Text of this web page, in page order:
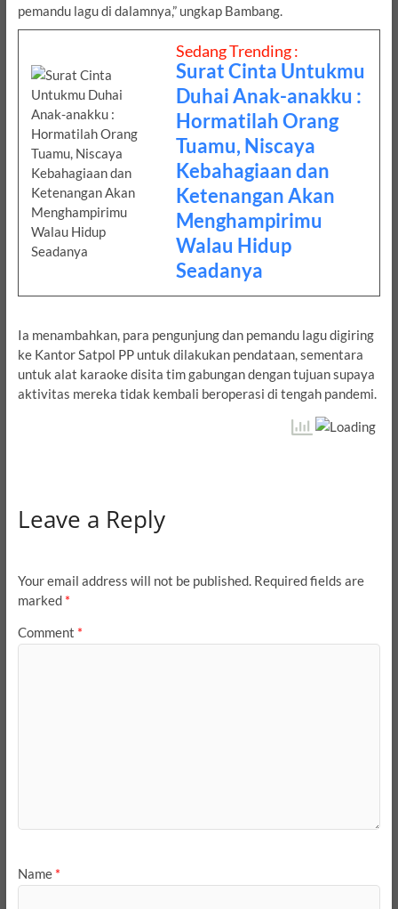
pemandu lagu di dalamnya,” ungkap Bambang.
Sedang Trending :
Surat Cinta Untukmu
Duhai Anak-anakku :
Hormatilah Orang
Tuamu, Niscaya
Kebahagiaan dan
Ketenangan Akan
Menghampirimu
Walau Hidup
Seadanya
Ia menambahkan, para pengunjung dan pemandu lagu digiring
ke Kantor Satpol PP untuk dilakukan pendataan, sementara
untuk alat karaoke disita tim gabungan dengan tujuan supaya
aktivitas mereka tidak kembali beroperasi di tengah pandemi.
Leave a Reply
Your email address will not be published. Required fields are
marked *
Comment *
Name *